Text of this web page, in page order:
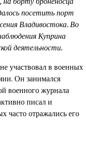
посетить порт
Владивостока. Во
Куприна
деятельности.
участвовал в военных
Он занимался
военного журнала
писал и
часто отражались его